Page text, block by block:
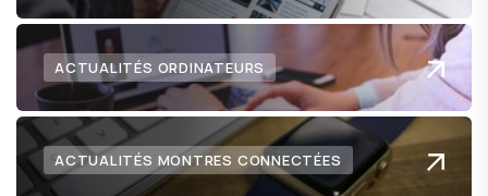
ACTUALITÉS ORDINATEURS
ACTUALITÉS MONTRES CONNECTÉES